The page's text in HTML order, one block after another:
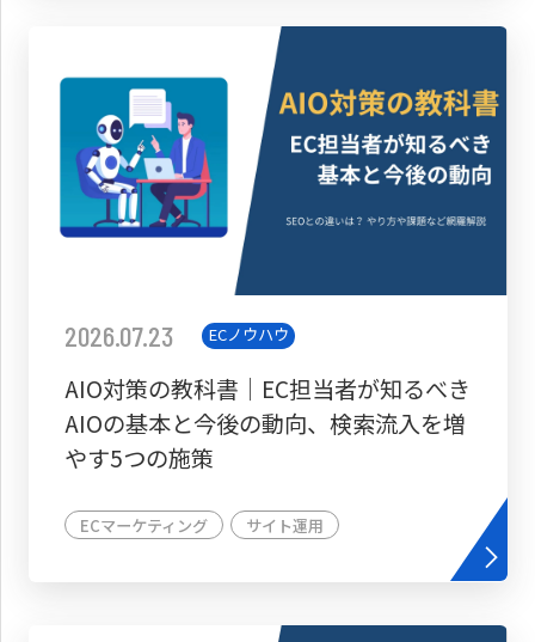
2026.07.23 ECノウハウ
AIO対策の教科書│EC担当者が知るべき
AIOの基本と今後の動向、検索流入を増
やす5つの施策
ECマーケティング サイト運用